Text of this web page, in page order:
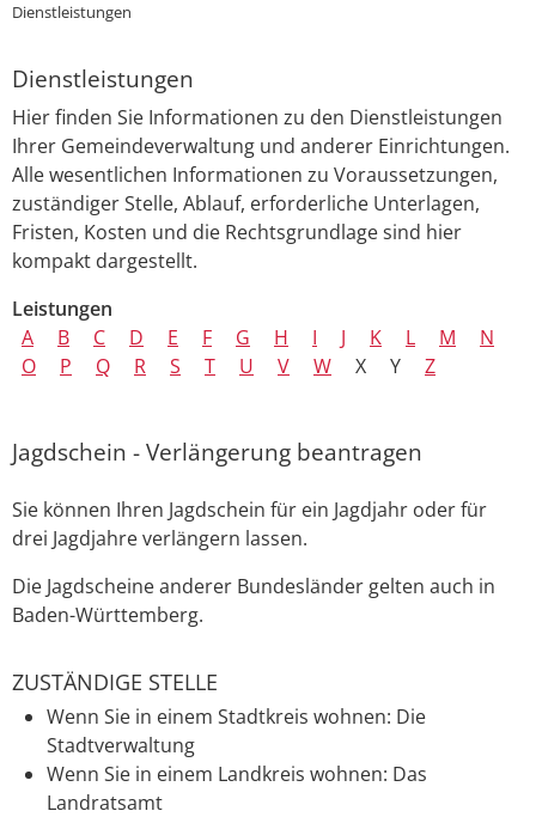
Dienstleistungen
Dienstleistungen
Hier finden Sie Informationen zu den Dienstleistungen
Ihrer Gemeindeverwaltung und anderer Einrichtungen.
Alle wesentlichen Informationen zu Voraussetzungen,
zuständiger Stelle, Ablauf, erforderliche Unterlagen,
Fristen, Kosten und die Rechtsgrundlage sind hier
kompakt dargestellt.
Leistungen
A
B C D E F G H I J K L M
N
O
P Q R S T U V W X Y Z
Jagdschein - Verlängerung beantragen
Sie können Ihren Jagdschein für ein Jagdjahr oder für
drei Jagdjahre verlängern lassen.
Die Jagdscheine anderer Bundesländer gelten auch in
Baden-Württemberg.
ZUSTÄNDIGE STELLE
Wenn Sie in einem Stadtkreis wohnen: Die
Stadtverwaltung
Wenn Sie in einem Landkreis wohnen: Das
Landratsamt